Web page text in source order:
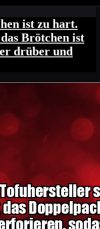
ist zu hart.
Brötchen ist
drüber und